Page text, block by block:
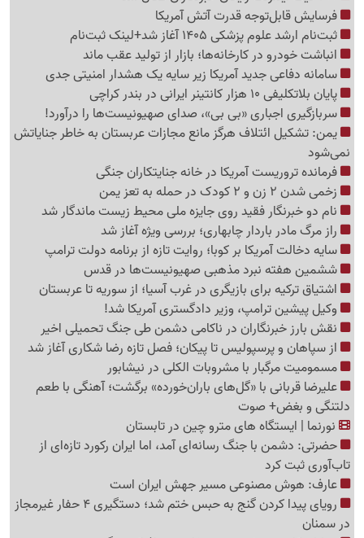
فرسایش قابل‌توجه قدرت آتش آمریکا
ثبت‌نام ارشد علوم پزشکی 1405 آغاز شد+لینک ثبت‌نام
انباشت خودرو در کارخانه‌ها؛ بازار از تولید عقب ماند
سامانه دفاعی جدید آمریکا زیر سایه یک هشدار امنیتی جدی
پایان بلاتکلیفی 10 هزار کانتینر ایرانی در بندر کراچی
سربازگیری اجباری «بی بی»، صدای صهیونیست‌ها را درآورد!
یمن: تشکیل ائتلاف هرگز مانع مجازات عربستان به خاطر جنایاتش
نمی‌شود
فرمانده تروریست آمریکا در خانه جنایتکاران جنگی
زخمی شدن 2 زن و 2 کودک در حمله به تعز یمن
نام دو خبرنگار فقید روی جایزه ملی محیط زیست ماندگار شد
راز مرگ مادر باردار چابهاری؛ بررسی ویژه آغاز شد
سایه دخالت آمریکا بر کوبا؛ روایت تازه از برنامه دولت ترامپ
ششمین هفته نبرد مذهبی صهیونیست‌ها در قدس
اشتیاق ترکیه برای بازیگری در غرب آسیا؛ از سوریه تا عربستان
وکیل پیشین ترامپ، وزیر دادگستری آمریکا شد!
نقش بارز خبرنگاران در ناکامی دشمن طی جنگ تحمیلی اخیر
از سپاهان و پرسپولیس تا پیکان؛ فصل تازه رضا شکاری آغاز شد
مسمومیت مرگبار با مشروبات الکلی در نیشابور
علیرضا قربانی با «گل‌های باران‌خورده» برگشت؛ آهنگی با طعم
دلتنگی و بغض+ صوت
نورنما | ایستگاه های مترو چین در تابستان
حضرتی: دشمن با جنگ رسانه‌ای آمد، اما ایران رکورد تازه‌ای از
تاب‌آوری ثبت کرد
عارف: هوش مصنوعی مسیر جهش ایران است
رویای پیدا کردن گنج به حبس ختم شد؛ دستگیری 4 حفار غیرمجاز
در سمنان